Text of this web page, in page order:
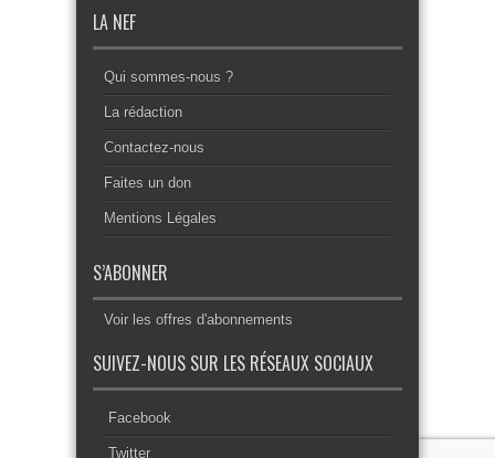
LA NEF
Qui sommes-nous ?
La rédaction
Contactez-nous
Faites un don
Mentions Légales
S’ABONNER
Voir les offres d'abonnements
SUIVEZ-NOUS SUR LES RÉSEAUX SOCIAUX
Facebook
Twitter